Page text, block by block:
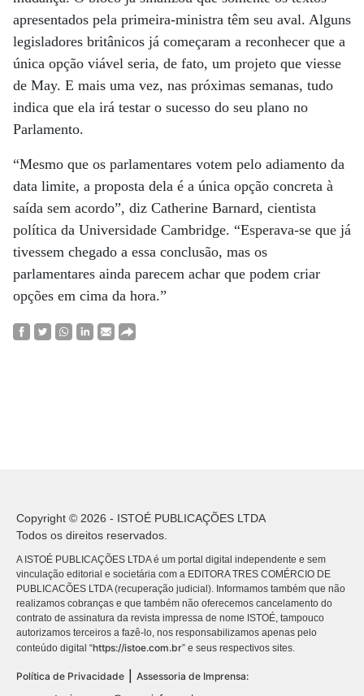
apresentados pela primeira-ministra têm seu aval. Alguns
legisladores britânicos já começaram a reconhecer que a
única opção viável seria, de fato, um projeto que viesse
de May. E mais uma vez, nas próximas semanas, tudo
indica que ela irá testar o sucesso do seu plano no
Parlamento.
“Mesmo que os parlamentares votem pelo adiamento da
data limite, a proposta dela é a única opção concreta à
saída sem acordo”, diz Catherine Barnard, cientista
política da Universidade Cambridge. “Esperava-se que já
tivessem chegado a essa conclusão, mas os
parlamentares ainda parecem achar que podem criar
opções em cima da hora.”
Copyright © 2026 - ISTOÉ PUBLICAÇÕES LTDA
Todos os direitos reservados.
A ISTOÉ PUBLICAÇÕES LTDA é um portal digital independente e sem
vinculação editorial e societária com a EDITORA TRES COMÉRCIO DE
PUBLICACÕES LTDA (recuperação judicial). Informamos também que não
realizamos cobranças e que também não oferecemos cancelamento do
contrato de assinatura da revista impressa de nome ISTOÉ, tampouco
autorizamos terceiros a fazê-lo, nos responsabilizamos apenas pelo
conteúdo digital “https://istoe.com.br” e seus respectivos sites.
Política de Privacidade
Assessoria de Imprensa: